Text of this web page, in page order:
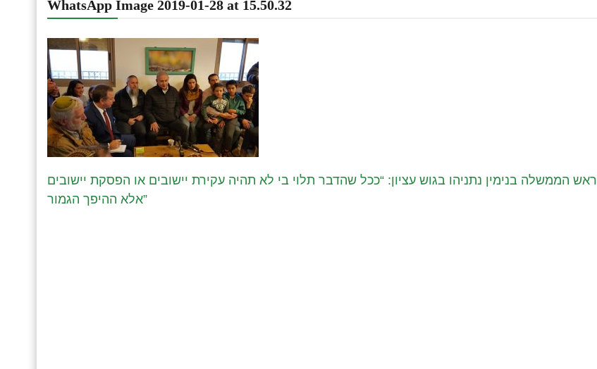
WhatsApp Image 2019-01-28 at 15.50.32
ראש הממשלה בנימין נתניהו בגוש עציון: “ככל שהדבר תלוי בי לא תהיה עקירת יישובים או הפסקת יישובים
אלא ההיפך הגמור”